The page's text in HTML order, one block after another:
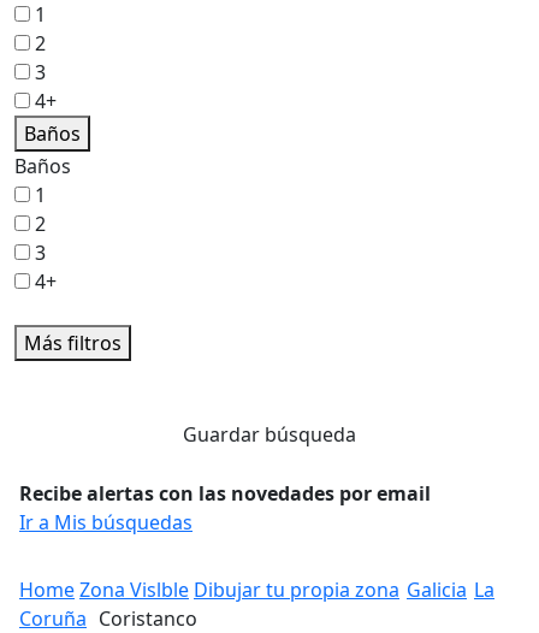
1
2
3
4+
Baños
Baños
1
2
3
4+
Más filtros
Guardar búsqueda
Recibe alertas con las novedades por email
Ir a Mis búsquedas
HomeZona Vislble Dibujar tu propia zona Galicia La
Coruña Coristanco